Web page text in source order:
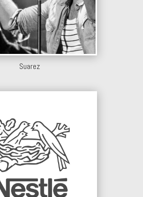
Suarez